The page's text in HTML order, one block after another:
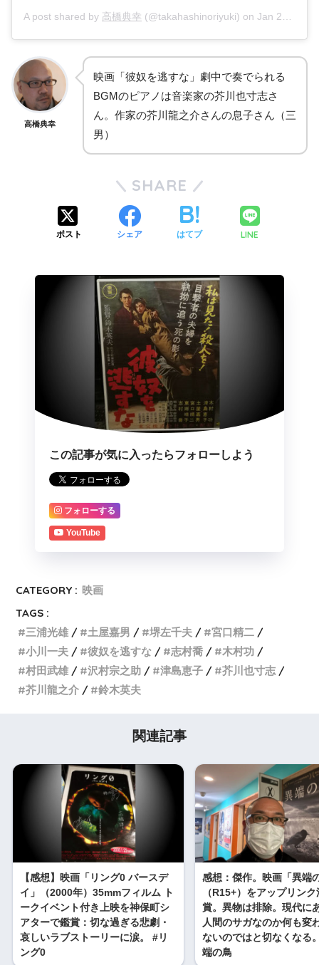
A post shared by 高橋典幸 (@takahashinoriyuki) on Jan 29, 2019 at 7:31am PST
高橋典幸
映画「彼奴を逃すな」劇中で奏でられる
BGMのピアノは音楽家の芥川也寸志さ
ん。作家の芥川龍之介さんの息子さん（三
男）
SHARE
ポスト シェア はてブ LINE
この記事が気に入ったらフォローしよう
フォローする
YouTube
CATEGORY : 映画
TAGS :
三浦光雄
土屋嘉男 堺左千夫
宮口精二
小川一夫
彼奴を逃すな 志村喬
木村功
村田武雄
沢村宗之助 津島恵子
芥川也寸志
芥川龍之介
鈴木英夫
関連記事
【感想】映画「リング0 バースデ
イ」（2000年）35mmフィルム ト
ークイベント付き上映を神保町シ
アターで鑑賞：切な過ぎる悲劇・
哀しいラブストーリーに涙。 #リ
ング0
感想：傑作。映画「異端
（R15+）をアップリン
賞。異物は排除。現代に
人間のサガなのか何も変
ないのではと切なくなる
端の鳥